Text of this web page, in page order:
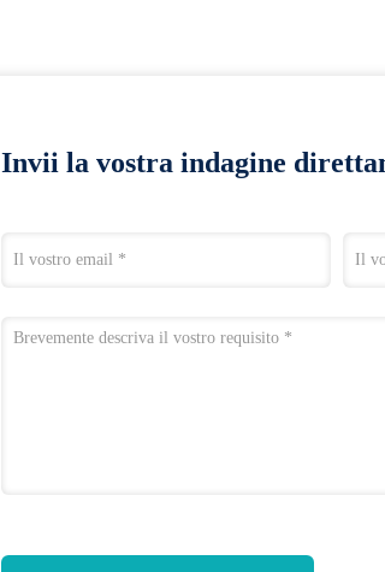
Invii la vostra indagine